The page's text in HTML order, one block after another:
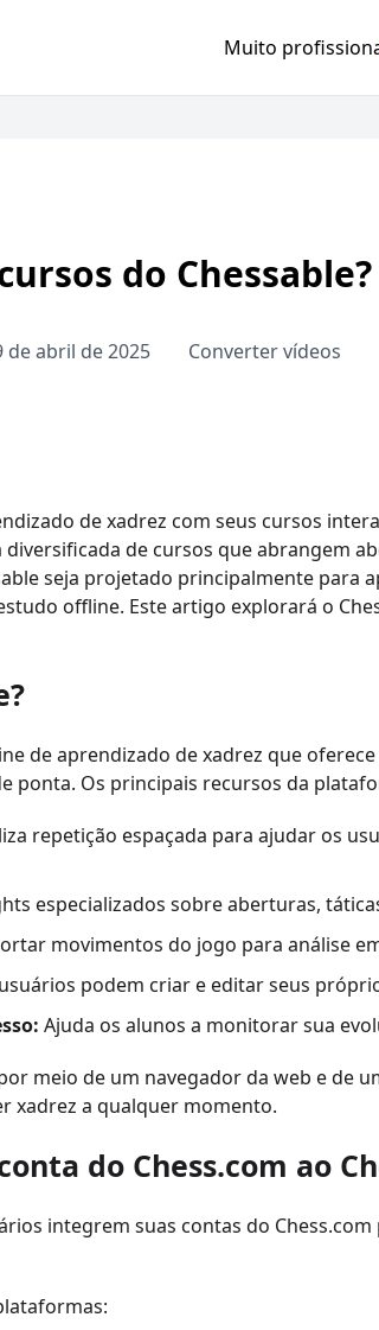
Muito
do Chessable?
de abril de 2025 Converter vídeos
de xadrez com seus cursos
diversificada de cursos que abrangem
seja projetado principalmente para
offline. Este artigo explorará o
de aprendizado de xadrez que
ponta. Os principais recursos da
repetição espaçada para ajudar os
especializados sobre aberturas,
movimentos do jogo para análise
podem criar e editar seus
Ajuda os alunos a monitorar sua
meio de um navegador da web e de
xadrez a qualquer momento.
do Chess.com ao
integrem suas contas do